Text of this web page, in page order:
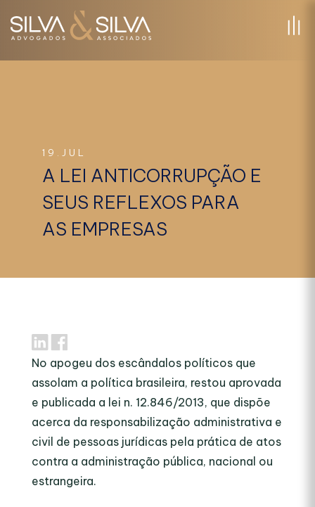
19.JUL
A LEI ANTICORRUPÇÃO E
SEUS REFLEXOS PARA
AS EMPRESAS
No apogeu dos escândalos políticos que
assolam a política brasileira, restou aprovada
e publicada a lei n. 12.846/2013, que dispõe
acerca da responsabilização administrativa e
civil de pessoas jurídicas pela prática de atos
contra a administração pública, nacional ou
estrangeira.